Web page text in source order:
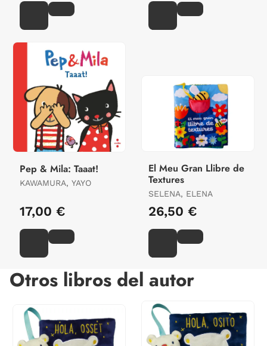
Pep & Mila: Taaat!
KAWAMURA, YAYO
17,00 €
El Meu Gran Llibre de
Textures
SELENA, ELENA
26,50 €
Otros libros del autor